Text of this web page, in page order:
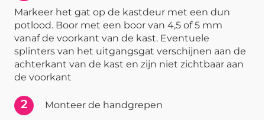
Markeer het gat op de kastdeur met een dun
potlood. Boor met een boor van 4,5 of 5 mm
vanaf de voorkant van de kast. Eventuele
splinters van het uitgangsgat verschijnen aan de
achterkant van de kast en zijn niet zichtbaar aan
de voorkant
2
Monteer de handgrepen